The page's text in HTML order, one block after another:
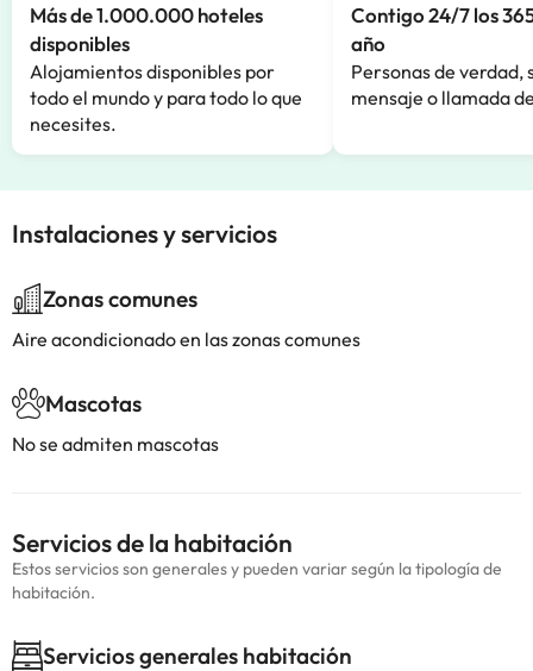
Más de 1.000.000 hoteles
disponibles
Alojamientos disponibles por
todo el mundo y para todo lo que
necesites.
Contigo 24/7 los
año
Personas de verdad,
mensaje o llamada
Instalaciones y servicios
Zonas comunes
Aire acondicionado en las zonas comunes
Mascotas
No se admiten mascotas
Servicios de la habitación
Estos servicios son generales y pueden variar según la tipología de
habitación.
Servicios generales habitación